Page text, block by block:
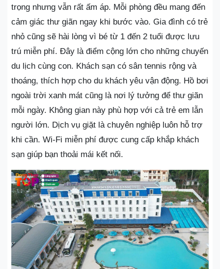
trọng nhưng vẫn rất ấm áp. Mỗi phòng đều mang đến
cảm giác thư giãn ngay khi bước vào. Gia đình có trẻ
nhỏ cũng sẽ hài lòng vì bé từ 1 đến 2 tuổi được lưu
trú miễn phí. Đây là điểm cộng lớn cho những chuyến
du lịch cùng con. Khách sạn có sân tennis rộng và
thoáng, thích hợp cho du khách yêu vận động. Hồ bơi
ngoài trời xanh mát cũng là nơi lý tưởng để thư giãn
mỗi ngày. Không gian này phù hợp với cả trẻ em lẫn
người lớn. Dịch vụ giặt là chuyên nghiệp luôn hỗ trợ
khi cần. Wi-Fi miễn phí được cung cấp khắp khách
sạn giúp bạn thoải mái kết nối.